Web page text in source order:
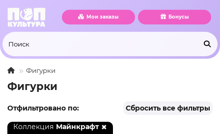
Мои заказы Бонусы
Фигурки
Фигурки
Отфильтровано по: Сбросить все фильтры
Коллекция Майнкрафт